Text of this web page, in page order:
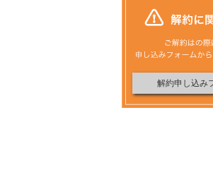
解約申し込み